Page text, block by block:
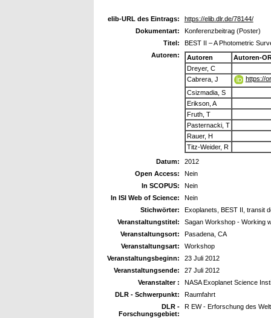
elib-URL des Eintrags:
https://elib.dlr.de/78144/
Dokumentart:
Konferenzbeitrag (Poster)
Titel:
BEST II – A Photometric
Autoren:
Autoren
Autoren-
Dreyer, C
Cabrera, J
https://
Csizmadia, S
Erikson, A
Fruth, T
Pasternacki, T
Rauer, H
Titz-Weider, R
Datum:
2012
Open Access:
Nein
In SCOPUS:
Nein
In ISI Web of Science:
Nein
Stichwörter:
Exoplanets, BEST II, transit
Veranstaltungstitel:
Sagan Workshop - Working
Veranstaltungsort:
Pasadena, CA
Veranstaltungsart:
Workshop
Veranstaltungsbeginn:
23 Juli 2012
Veranstaltungsende:
27 Juli 2012
Veranstalter :
NASA Exoplanet Science
DLR - Schwerpunkt:
Raumfahrt
DLR -
Forschungsgebiet:
R EW - Erforschung des